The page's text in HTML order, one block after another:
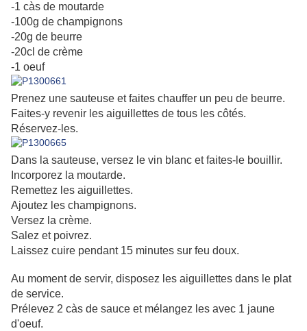
-1 càs de moutarde
-100g de champignons
-20g de beurre
-20cl de crème
-1 oeuf
Prenez une sauteuse et faites chauffer un peu de beurre.
Faites-y revenir les aiguillettes de tous les côtés.
Réservez-les.
Dans la sauteuse, versez le vin blanc et faites-le bouillir.
Incorporez la moutarde.
Remettez les aiguillettes.
Ajoutez les champignons.
Versez la crème.
Salez et poivrez.
Laissez cuire pendant 15 minutes sur feu doux.
Au moment de servir, disposez les aiguillettes dans le plat
de service.
Prélevez 2 càs de sauce et mélangez les avec 1 jaune
d'oeuf.